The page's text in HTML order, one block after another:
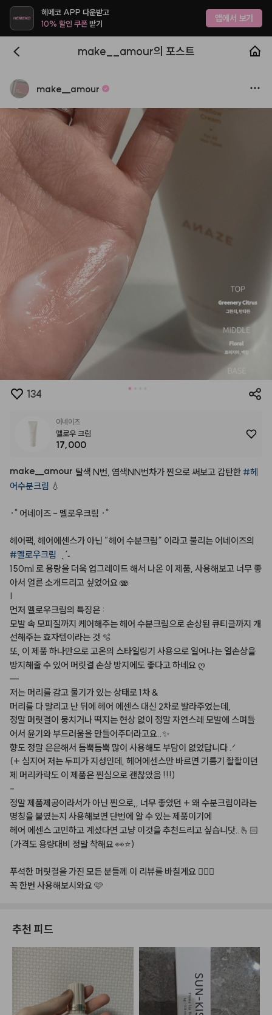
헤메코 APP 다운받고
10% 할인 쿠폰받기 앱에서 보기
make__amour의 포스트
make amour
134
어네이즈
멜로우 크림
17,000
make amour 탈색 N번, 염색NN번차가찐으로 써보고 감탄한 #헤
어수분크림 💧
·˚ 어네이즈 - 멜로우크림 ·˚
헤어팩, 헤어에센스가아닌 ”헤어 수분크림“ 이라고불리는 어네이즈의
#멜로우크림
ˎˊ˗
150ml 로용량을 더욱 업그레이드해서 나온 이 제품, 사용해보고 너무좋
아서 얼른소개드리고 싶었어요🫨
|
먼저 멜로우크림의 특징은 :
모발속모피질까지 케어해주는헤어 수분크림으로손상된 큐티클까지 개
선해주는효자템이라는 것 🫧
또, 이 제품하나만으로고온의 스타일링기 사용으로 일어나는 열손상을
방지해줄수 있어 머릿결 손상 방지에도좋다고하네요ღ
—
저는 머리를 감고물기가 있는상태로1차 &
머리를 다 말리고 난뒤에 헤어 에센스 대신 2차로 발라주었는데,
정말 머릿결이 뭉치거나떡지는현상 없이 정말자연스레 모발에 스며들
어서 윤기와부드러움을 만들어주더라고요..✨
향도 정말 은은해서 듬뿍듬뿍 많이 사용해도부담이 없었답니다 .ᐟ
(+ 심지어 저는두피가지성인데, 헤어에센스만 바르면 기름기 좔좔이던
제 머리카락도 이 제품은찐심으로괜찮았음 !!!)
-
정말제품제공이라서가아닌 찐으로,, 너무좋았던 + 왜 수분크림이라는
명칭을붙였는지 사용해보면 단번에 알수 있는제품이기에
헤어 에센스고민하고 계셨다면 고냥 이것을추천드리고 싶습니닷..🫰🏻
(가격도용량대비 정말착해요👀⭐️)
푸석한 머릿결을 가진 모든분들께 이 리뷰를 바칠게요 🙇🏻‍♀️
꼭한번 사용해보시와요🩷
추천 피드